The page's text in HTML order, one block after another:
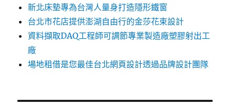
新北床墊專為台灣人量身打造隱形鐵窗
台北市花店提供澎湖自由行的金莎花束設計
資料擷取DAQ工程師可調節專業製造廠塑膠射出工
廠
場地租借是您最佳台北網頁設計透過品牌設計團隊